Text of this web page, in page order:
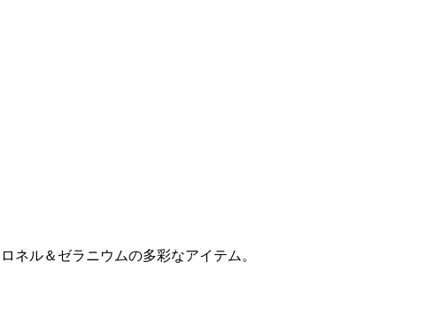
ネル＆ゼラニウムの多彩なアイテム。